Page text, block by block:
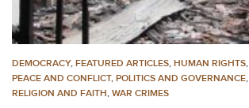
DEMOCRACY, FEATURED ARTICLES, HUMAN RIGHTS,
PEACE AND CONFLICT, POLITICS AND GOVERNANCE,
RELIGION AND FAITH, WAR CRIMES